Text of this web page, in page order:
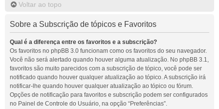
Voltar ao topo
Sobre a Subscrição de tópicos e Favoritos
Qual é a diferença entre os favoritos e a subscrição?
Os favoritos no phpBB 3.0 funcionam como os favoritos do seu navegador.
Você não será alertado quando houver alguma atualização. No phpBB 3.1,
favoritos são muito parecidos com a subscrição de tópico, você pode ser
notificado quando houver qualquer atualização ao tópico. A subscrição irá
notificar-lhe quando houver qualquer atualização ao tópico ou fórum.
Opções de notificação para favoritos e subscrição podem ser configurados
no Painel de Controle do Usuário, na opção “Preferências”.